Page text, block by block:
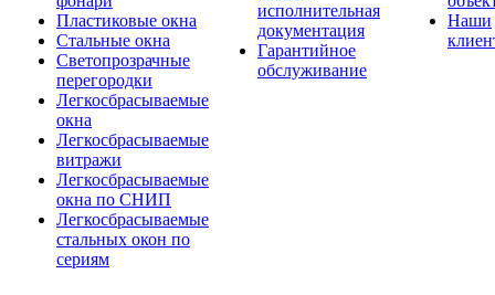
Пластиковые окна
Стальные окна
Светопрозрачные
перегородки
Легкосбрасываемые
окна
Легкосбрасываемые
витражи
Легкосбрасываемые
окна по СНИП
Легкосбрасываемые
стальных окон по
сериям
исполнительная
документация
Гарантийное
обслуживание
Наши